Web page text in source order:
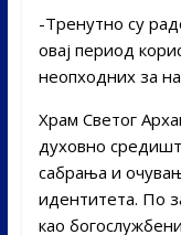
-Тренутно су
овај период
неопходних за
Храм Светог
духовно
сабрања и
идентитета. По
као